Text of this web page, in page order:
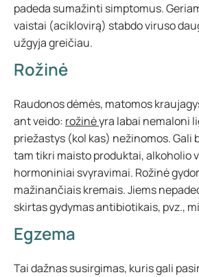
padeda sumažinti simptomus.
vaistai (aciklovirą) stabdo viruso
užgyja greičiau.
Rožinė
Raudonos dėmės, matomos
ant veido: rožinėyra labai nemaloni
priežastys (kol kas) nežinomos. Gali
tam tikri maisto produktai, alkoholio
hormoniniai svyravimai. Rožinė
mažinančiais kremais. Jiems
skirtas gydymas antibiotikais, pvz.,
Egzema
Tai dažnas susirgimas, kuris gali